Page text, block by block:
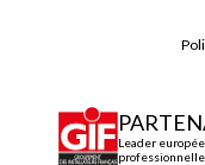
Leader